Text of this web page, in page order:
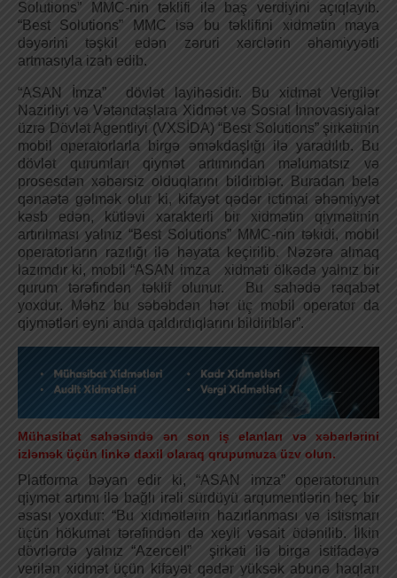
Solutions” MMC-nin təklifi ilə baş verdiyini açıqlayıb.
“Best Solutions” MMC isə bu təklifini xidmətin maya
dəyərini təşkil edən zəruri xərclərin əhəmiyyətli
artmasıyla izah edib.
“ASAN İmza” dövlət layihəsidir. Bu xidmət Vergilər
Nazirliyi və Vətəndaşlara Xidmət və Sosial İnnovasiyalar
üzrə Dövlət Agentliyi (VXSİDA) “Best Solutions” şirkətinin
mobil operatorlarla birgə əməkdaşlığı ilə yaradılıb. Bu
dövlət qurumları qiymət artımından məlumatsız və
prosesdən xəbərsiz olduqlarını bildirblər. Buradan belə
qənaətə gəlmək olur ki, kifayət qədər ictimai əhəmiyyət
kəsb edən, kütləvi xarakterli bir xidmətin qiymətinin
artırılması yalnız “Best Solutions” MMC-nin təkidi, mobil
operatorların razılığı ilə həyata keçirilib. Nəzərə almaq
lazımdır ki, mobil “ASAN imza xidməti ölkədə yalnız bir
qurum tərəfindən təklif olunur. Bu sahədə rəqabət
yoxdur. Məhz bu səbəbdən hər üç mobil operator da
qiymətləri eyni anda qaldırdıqlarını bildiriblər”.
Mühasibat sahəsində ən son iş elanları və xəbərlərini
izləmək üçün linkə daxil olaraq qrupumuza üzv olun.
Platforma bəyan edir ki, “ASAN imza” operatorunun
qiymət artımı ilə bağlı irəli sürdüyü arqumentlərin heç bir
əsası yoxdur: “Bu xidmətlərin hazırlanması və istismarı
üçün hökumət tərəfindən də xeyli vəsait ödənilib. İlkin
dövrlərdə yalnız “Azercell” şirkəti ilə birgə istifadəyə
verilən xidmət üçün kifayət qədər yüksək abunə haqları